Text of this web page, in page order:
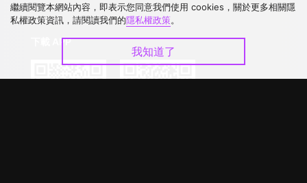
下載 APP
繼續閱覽本網站內容，即表示您同意我們使用 cookies，關於更多相關隱
私權政策資訊，請閱讀我們的隱私權政策。
我知道了